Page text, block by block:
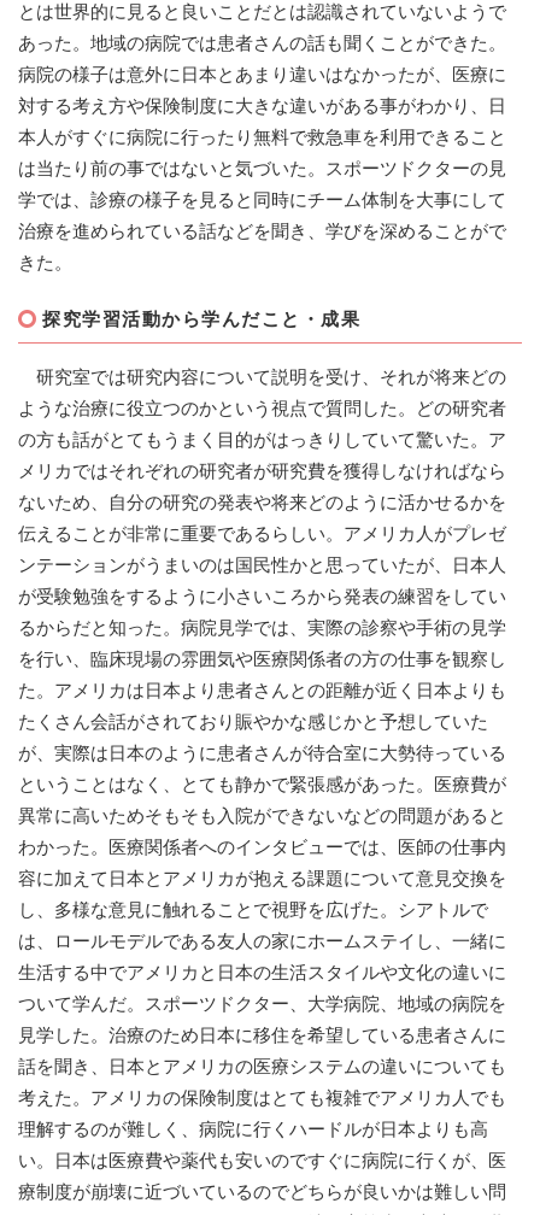
とは世界的に見ると良いことだとは認識されていないようで
あった。地域の病院では患者さんの話も聞くことができた。
病院の様子は意外に日本とあまり違いはなかったが、医療に
対する考え方や保険制度に大きな違いがある事がわかり、日
本人がすぐに病院に行ったり無料で救急車を利用できること
は当たり前の事ではないと気づいた。スポーツドクターの見
学では、診療の様子を見ると同時にチーム体制を大事にして
治療を進められている話などを聞き、学びを深めることがで
きた。
探究学習活動から学んだこと・成果
研究室では研究内容について説明を受け、それが将来どの
ような治療に役立つのかという視点で質問した。どの研究者
の方も話がとてもうまく目的がはっきりしていて驚いた。ア
メリカではそれぞれの研究者が研究費を獲得しなければなら
ないため、自分の研究の発表や将来どのように活かせるかを
伝えることが非常に重要であるらしい。アメリカ人がプレゼ
ンテーションがうまいのは国民性かと思っていたが、日本人
が受験勉強をするように小さいころから発表の練習をしてい
るからだと知った。病院見学では、実際の診察や手術の見学
を行い、臨床現場の雰囲気や医療関係者の方の仕事を観察し
た。アメリカは日本より患者さんとの距離が近く日本よりも
たくさん会話がされており賑やかな感じかと予想していた
が、実際は日本のように患者さんが待合室に大勢待っている
ということはなく、とても静かで緊張感があった。医療費が
異常に高いためそもそも入院ができないなどの問題があると
わかった。医療関係者へのインタビューでは、医師の仕事内
容に加えて日本とアメリカが抱える課題について意見交換を
し、多様な意見に触れることで視野を広げた。シアトルで
は、ロールモデルである友人の家にホームステイし、一緒に
生活する中でアメリカと日本の生活スタイルや文化の違いに
ついて学んだ。スポーツドクター、大学病院、地域の病院を
見学した。治療のため日本に移住を希望している患者さんに
話を聞き、日本とアメリカの医療システムの違いについても
考えた。アメリカの保険制度はとても複雑でアメリカ人でも
理解するのが難しく、病院に行くハードルが日本よりも高
い。日本は医療費や薬代も安いのですぐに病院に行くが、医
療制度が崩壊に近づいているのでどちらが良いかは難しい問